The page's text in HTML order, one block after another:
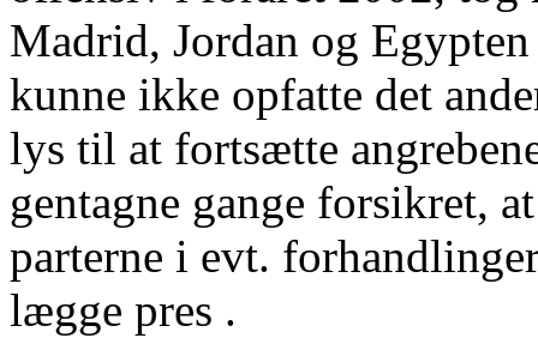
Madrid, Jordan og
kunne ikke opfatte det
lys til at fortsætte
gentagne gange forsikret,
parterne i evt.
lægge pres .